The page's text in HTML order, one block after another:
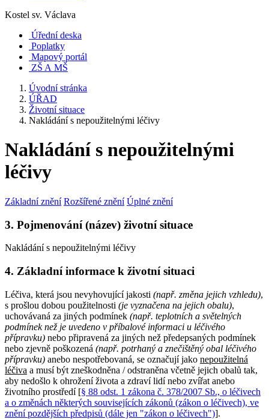
Kostel sv. Václava
Úřední deska
Poplatky
Mapový portál
ZŠ A MŠ
Úvodní stránka
ÚŘAD
Životní situace
Nakládání s nepoužitelnými léčivy
Nakládání s nepoužitelnými
léčivy
Základní znění Rozšířené znění Úplné znění
3. Pojmenování (název) životní situace
Nakládání s nepoužitelnými léčivy
4. Základní informace k životní situaci
Léčiva, která jsou nevyhovující jakosti (např. změna jejich vzhledu),
s prošlou dobou použitelnosti (je vyznačena na jejich obalu),
uchovávaná za jiných podmínek (např. teplotních a světelných
podmínek než je uvedeno v příbalové informaci u léčivého
přípravku) nebo připravená za jiných než předepsaných podmínek
nebo zjevně poškozená (např. potrhaný a znečištěný obal léčivého
přípravku) anebo nespotřebovaná, se označují jako nepoužitelná
léčiva a musí být zneškodněna / odstraněna včetně jejich obalů tak,
aby nedošlo k ohrožení života a zdraví lidí nebo zvířat anebo
životního prostředí [§ 88 odst. 1 zákona č. 378/2007 Sb., o léčivech
a o změnách některých souvisejících zákonů (zákon o léčivech), ve
znění pozdějších předpisů (dále jen "zákon o léčivech")].